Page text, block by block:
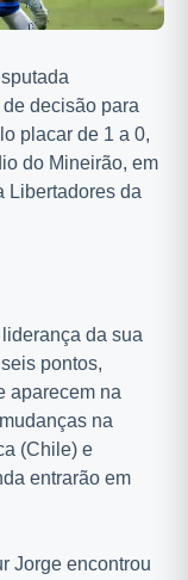
decisão para
placar de 1 a 0,
do Mineirão, em
Libertadores da
da sua
pontos,
aparecem na
na
(Chile) e
entrarão em
Jorge encontrou